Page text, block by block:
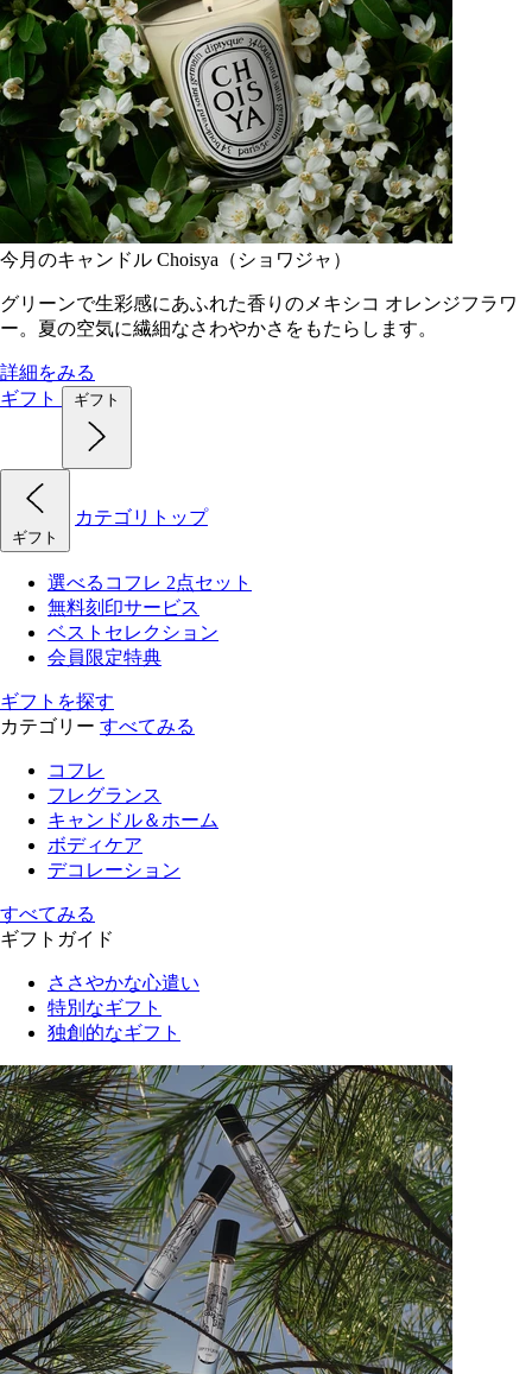
今月のキャンドル Choisya（ショワジャ）
グリーンで生彩感にあふれた香りのメキシコ オレンジフラワ
ー。夏の空気に繊細なさわやかさをもたらします。
詳細をみる
ギフト
ギフト
ギフト
カテゴリトップ
選べるコフレ 2点セット
無料刻印サービス
ベストセレクション
会員限定特典
ギフトを探す
カテゴリー すべてみる
コフレ
フレグランス
キャンドル＆ホーム
ボディケア
デコレーション
すべてみる
ギフトガイド
ささやかな心遣い
特別なギフト
独創的なギフト